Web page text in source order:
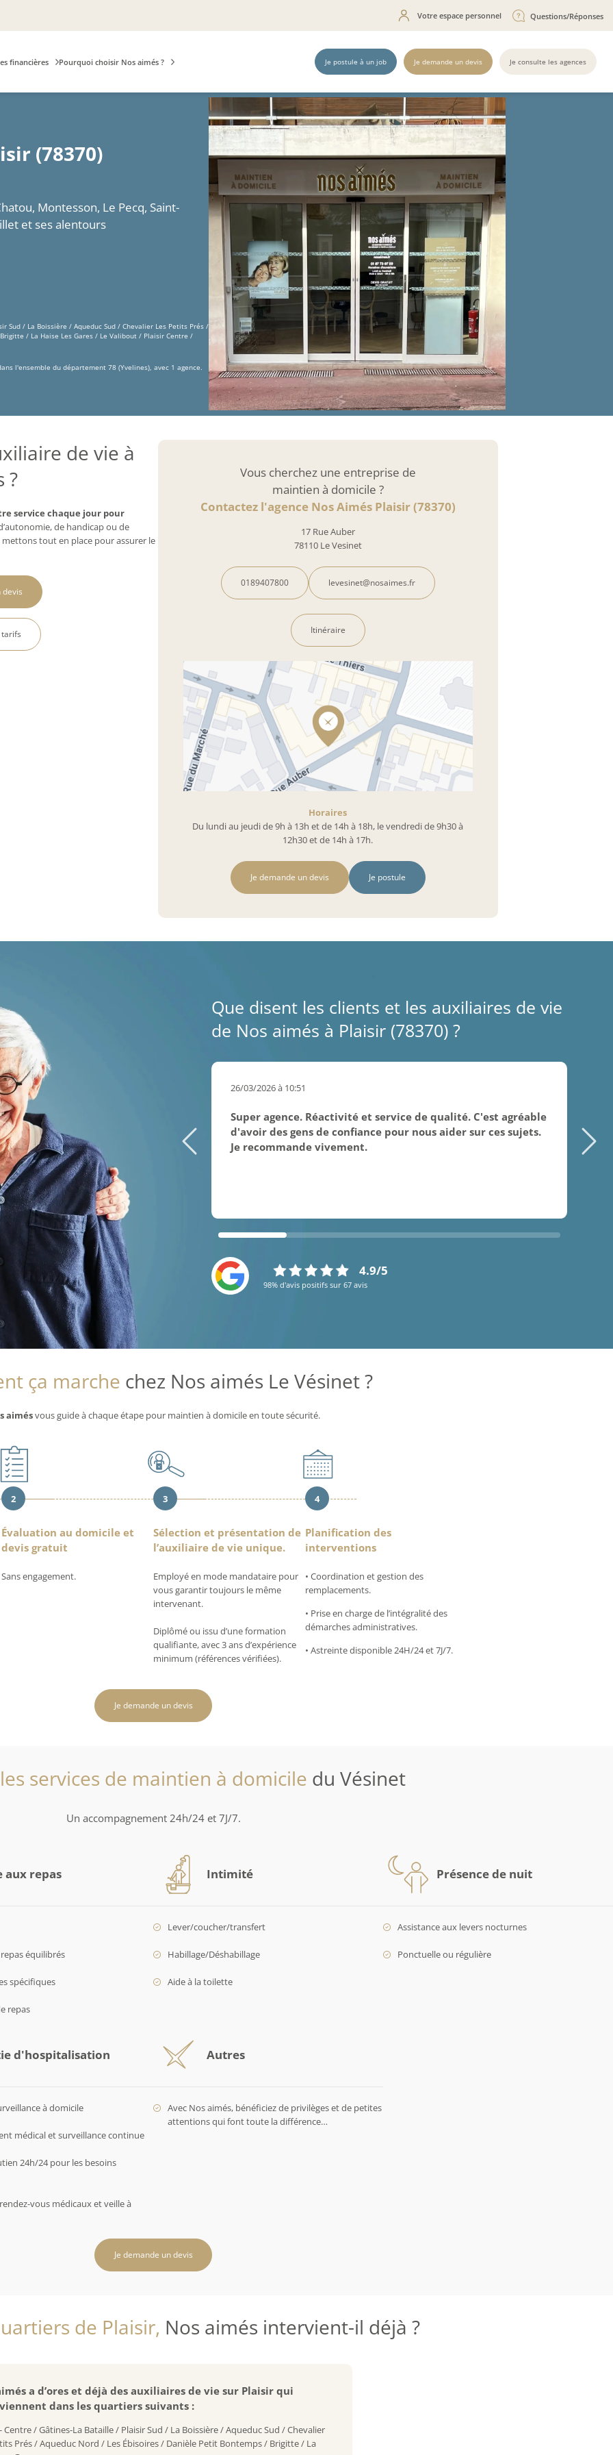
Votre espace personnel Questions/Réponses
financières Pourquoi choisir Nos aimés ? Je postule à un job Je demande un devis Je consulte les agences
(78370)
Montesson, Le Pecq, Saint-
et ses alentours
Sud / La Boissière / Aqueduc Sud / Chevalier Les Petits Prés /
/ La Haise Les Gares / Le Valibout / Plaisir Centre /
l'ensemble du département 78 (Yvelines), avec 1 agence.
de vie à
?
service chaque jour pour
de handicap ou de
tout en place pour assurer le
devis
tarifs
Vous cherchez une entreprise de
maintien à domicile ?
Contactez l'agence Nos Aimés Plaisir (78370)
17 Rue Auber
78110 Le Vesinet
0189407800 levesinet@nosaimes.fr
Itinéraire
Horaires
Du lundi au jeudi de 9h à 13h et de 14h à 18h, le vendredi de 9h30 à
12h30 et de 14h à 17h.
Je demande un devis Je postule
Que disent les clients et les auxiliaires de vie
de Nos aimés à Plaisir (78370) ?
26/03/2026 à 10:51
Super agence. Réactivité et service de qualité. C'est agréable
d'avoir des gens de confiance pour nous aider sur ces sujets.
Je recommande vivement.
4.9/5
98% d'avis positifs sur 67 avis
ça marche chez Nos aimés Le Vésinet ?
aimésvous guide à chaque étape pour maintien à domicile en toute sécurité.
2
Évaluation au domicile et
devis gratuit
Sans engagement.
3
Sélection et présentation de
l’auxiliaire de vie unique.
Employé en mode mandataire pour
vous garantir toujours le même
intervenant.
Diplômé ou issu d’une formation
qualifiante, avec 3 ans d’expérience
minimum (références vérifiées).
4
Planification des
interventions
• Coordination et gestion des
remplacements.
• Prise en charge de l’intégralité des
démarches administratives.
• Astreinte disponible 24H/24 et 7J/7.
Je demande un devis
services de maintien à domicile du Vésinet
Un accompagnement 24h/24 et 7J/7.
aux repas
équilibrés
spécifiques
repas
Intimité
Lever/coucher/transfert
Habillage/Déshabillage
Aide à la toilette
Présence de nuit
Assistance aux levers nocturnes
Ponctuelle ou régulière
d'hospitalisation
à domicile
médical et surveillance continue
24h/24 pour les besoins
vous médicaux et veille à
Autres
Avec Nos aimés, bénéficiez de privilèges et de petites
attentions qui font toute la différence…
Je demande un devis
de Plaisir, Nos aimés intervient-il déjà ?
a d’ores et déjà des auxiliaires de vie sur Plaisir qui
dans les quartiers suivants :
Centre / Gâtines-La Bataille / Plaisir Sud / La Boissière / Aqueduc Sud / Chevalier
Prés / Aqueduc Nord / Les Ébisoires / Danièle Petit Bontemps / Brigitte / La